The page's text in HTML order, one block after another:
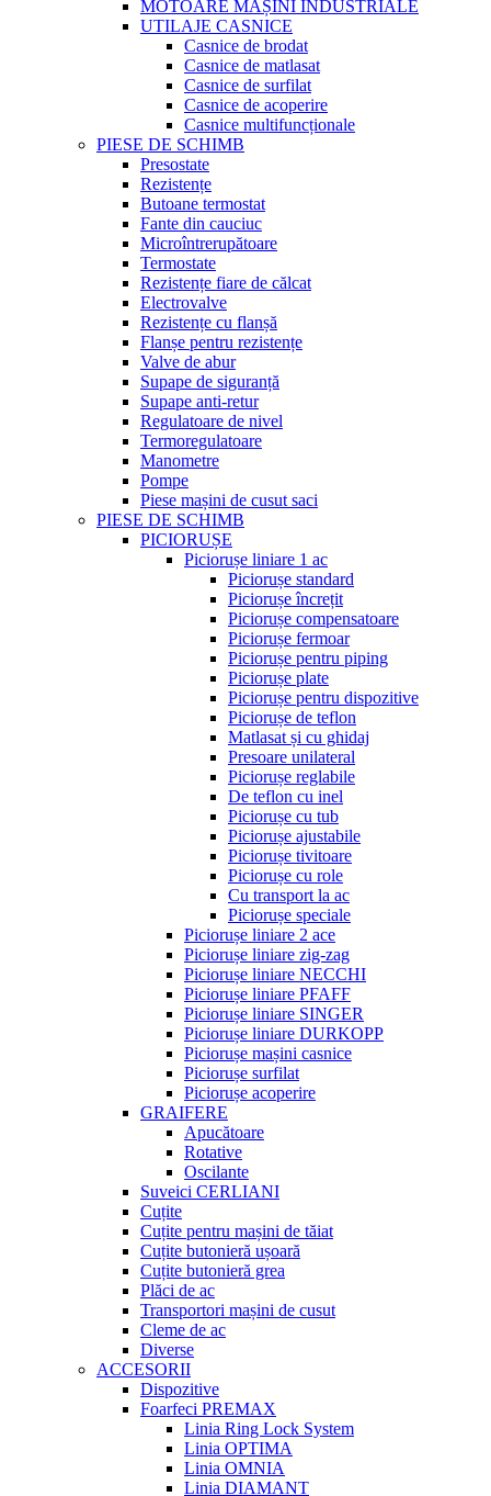
MOTOARE MAȘINI INDUSTRIALE
UTILAJE CASNICE
Casnice de brodat
Casnice de matlasat
Casnice de surfilat
Casnice de acoperire
Casnice multifuncționale
PIESE DE SCHIMB
Presostate
Rezistențe
Butoane termostat
Fante din cauciuc
Microîntrerupătoare
Termostate
Rezistențe fiare de călcat
Electrovalve
Rezistențe cu flanșă
Flanșe pentru rezistențe
Valve de abur
Supape de siguranță
Supape anti-retur
Regulatoare de nivel
Termoregulatoare
Manometre
Pompe
Piese mașini de cusut saci
PIESE DE SCHIMB
PICIORUȘE
Piciorușe liniare 1 ac
Piciorușe standard
Piciorușe încrețit
Piciorușe compensatoare
Piciorușe fermoar
Piciorușe pentru piping
Piciorușe plate
Piciorușe pentru dispozitive
Piciorușe de teflon
Matlasat și cu ghidaj
Presoare unilateral
Piciorușe reglabile
De teflon cu inel
Piciorușe cu tub
Piciorușe ajustabile
Piciorușe tivitoare
Piciorușe cu role
Cu transport la ac
Piciorușe speciale
Piciorușe liniare 2 ace
Piciorușe liniare zig-zag
Piciorușe liniare NECCHI
Piciorușe liniare PFAFF
Piciorușe liniare SINGER
Piciorușe liniare DURKOPP
Piciorușe mașini casnice
Piciorușe surfilat
Piciorușe acoperire
GRAIFERE
Apucătoare
Rotative
Oscilante
Suveici CERLIANI
Cuțite
Cuțite pentru mașini de tăiat
Cuțite butonieră ușoară
Cuțite butonieră grea
Plăci de ac
Transportori mașini de cusut
Cleme de ac
Diverse
ACCESORII
Dispozitive
Foarfeci PREMAX
Linia Ring Lock System
Linia OPTIMA
Linia OMNIA
Linia DIAMANT